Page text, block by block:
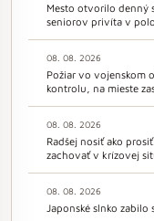
Mesto otvorilo denný
seniorov privíta v
08. 08. 2026
Požiar vo vojenskom
kontrolu, na mieste
08. 08. 2026
Radšej nosiť ako
zachovať v krízovej
08. 08. 2026
Japonské slnko